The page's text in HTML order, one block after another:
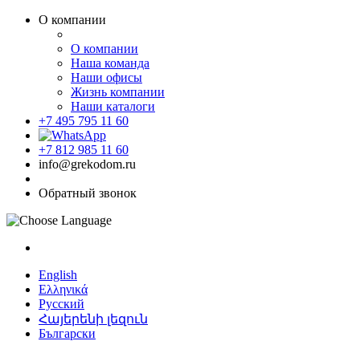
О компании
О компании
Наша команда
Наши офисы
Жизнь компании
Наши каталоги
+7 495 795 11 60
+7 812 985 11 60
info@grekodom.ru
Обратный звонок
English
Ελληνικά
Русский
Հայերենի լեզուն
Български